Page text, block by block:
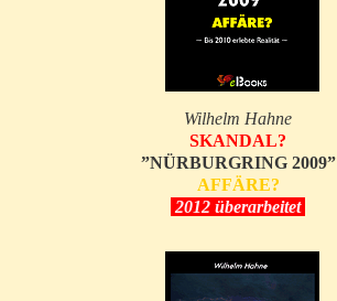
Wilhelm Hahne
SKANDAL?
”NÜRBURGRING 2009”
AFFÄRE?
2012 überarbeitet